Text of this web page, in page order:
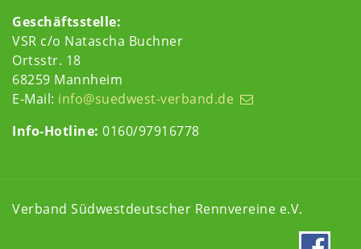
Geschäftsstelle:
VSR c/o Natascha Buchner
Ortsstr. 18
68259 Mannheim
E-Mail: info@suedwest-verband.de
Info-Hotline: 0160/97916778
Verband Südwestdeutscher Rennvereine e.V.